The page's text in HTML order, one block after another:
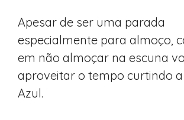
Apesar de ser uma parada
especialmente para almoço,
em não almoçar na escuna
aproveitar o tempo curtindo
Azul.